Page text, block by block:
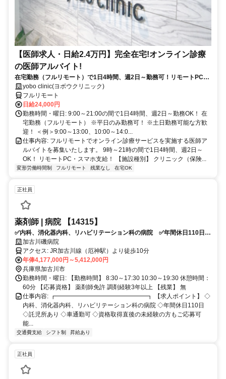
【医師求人・日給2.4万円】完全在宅!オンライン診療
の医師アルバイト!
在宅勤務（フルリモート）で1日4時間、週2日～勤務可！リモートPC・
スマホ支給！
yobo clinic(ヨボウクリニック)
フルリモート
日給24,000円
勤務時間・曜日: 9:00～21:00の間で1日4時間、週2日～勤務OK！ 在
宅勤務（フルリモート） ※平日のみ勤務可！ ※土日勤務可能な方歓
迎！ ＜例＞9:00～13:00、10:00～14:0...
仕事内容: フルリモートでオンライン診療サービスを実施する医師ア
ルバイトを募集いたします。 9時～21時の間で1日4時間、週2日～
OK！ リモートPC・スマホ支給！ 【施設種別】 クリニック（保険...
変形労働時間制 フルリモート 残業なし 在宅OK
正社員
薬剤師 | 病院 【14315】
✅内科、消化器内科、リハビリテーション科の病院 ✅年間休日110日
✅託児所あり ✅車通勤可 ✅資格取得直後の未経験の方もご応募可能で
す！
加古川磯病院
アクセス: JR加古川線（厄神駅）より徒歩10分
年俸4,177,000円～5,412,000円
兵庫県加古川市
勤務時間・曜日: 【勤務時間】 8:30～17:30 10:30～19:30 休憩時間：
60分 【応募資格】 薬剤師免許 調剤経験3年以上 【残業】 無
仕事内容: ┏━━━━━━━━━━━━━━━┓ 【求人ポイント】 ◇
内科、消化器内科、リハビリテーション科の病院 ◇年間休日110日
◇託児所あり ◇車通勤可 ◇資格取得直後の未経験の方もご応募可
能...
交通費支給 シフト制 昇給あり
正社員